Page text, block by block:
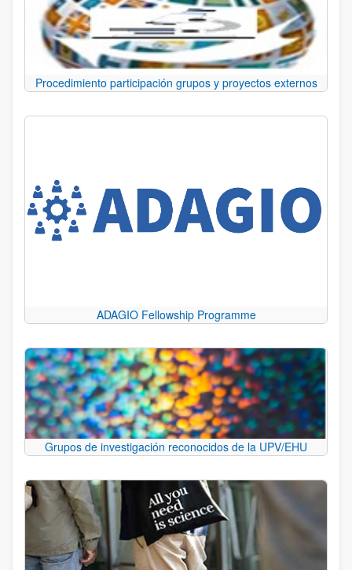
Procedimiento participación grupos y proyectos externos
ADAGIO Fellowship Programme
Grupos de investigación reconocidos de la UPV/EHU